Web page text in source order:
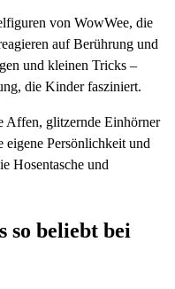
von WowWee, die
auf Berührung und
und kleinen Tricks –
die Kinder fasziniert.
Affen, glitzernde Einhörner
eigene Persönlichkeit und
Hosentasche und
so beliebt bei